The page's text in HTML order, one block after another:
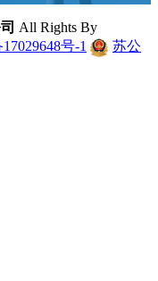
All Rights By
号-1
苏公